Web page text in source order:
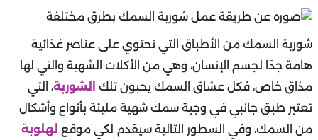
شوربة السمك من الأطباق التي تحتوي على عناصر غذائية
هامة جدًا لجسم الإنسان، وهي من الأكلات الشهية والتي لها
مذاق خاص، فكل عشاق السمك يحبون تلك
الشوربة، التي
تعتبر طبق جانبي في وجبة سمك شهية مليئة بأنواع وأشكال
من السمك، وفي السطور التالية سيقدم لكي موقع لهلوبة